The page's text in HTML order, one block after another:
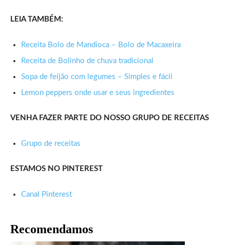
LEIA TAMBÉM:
Receita Bolo de Mandioca – Bolo de Macaxeira
Receita de Bolinho de chuva tradicional
Sopa de feijão com legumes – Simples e fácil
Lemon peppers onde usar e seus ingredientes
VENHA FAZER PARTE DO NOSSO GRUPO DE RECEITAS
Grupo de receitas
ESTAMOS NO PINTEREST
Canal Pinterest
Recomendamos